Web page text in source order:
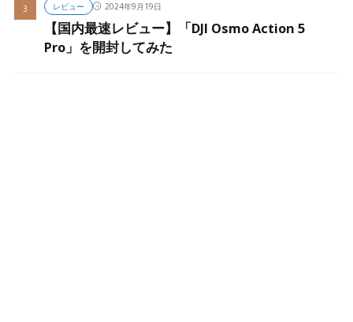
レビュー 2024年9月19日
【国内最速レビュー】「DJI Osmo Action 5
Pro」を開封してみた